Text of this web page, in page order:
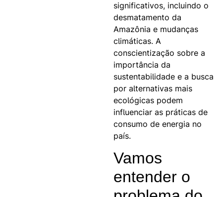
significativos, incluindo o
desmatamento da
Amazônia e mudanças
climáticas. A
conscientização sobre a
importância da
sustentabilidade e a busca
por alternativas mais
ecológicas podem
influenciar as práticas de
consumo de energia no
país.
Vamos
entender o